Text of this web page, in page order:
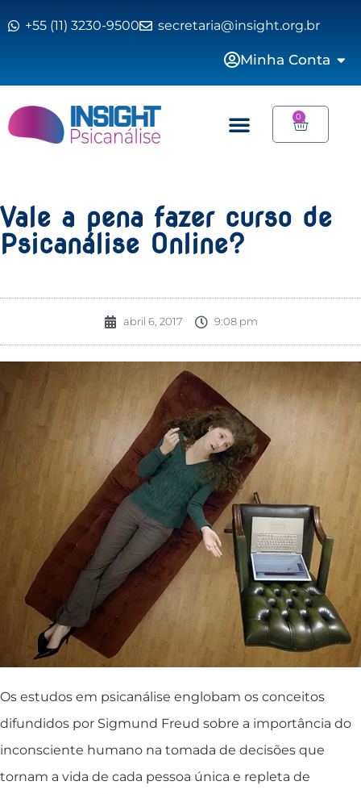
+55 (11) 3230-9500 secretaria@insight.org.br
Minha Conta
0
Vale a pena fazer curso de
Psicanálise Online?
abril 6, 2017 9:08 pm
Os estudos em psicanálise englobam os conceitos
difundidos por Sigmund Freud sobre a importância do
inconsciente humano na tomada de decisões que
tornam a vida de cada pessoa única e repleta de